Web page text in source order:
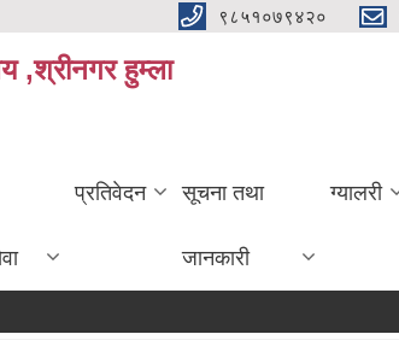
९८५१०७९४२०
,श्रीनगर हुम्ला
प्रतिवेदन सूचना तथा
जानकारी
ग्यालरी